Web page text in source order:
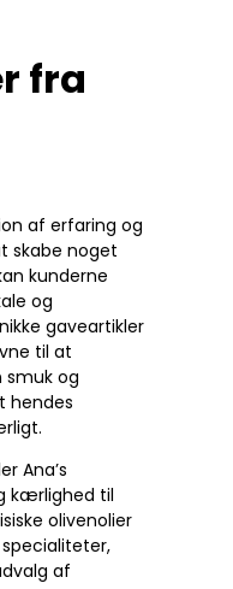
fra
af erfaring og
skabe noget
kunderne
og
gaveartikler
til at
og
hendes
Ana’s
kærlighed til
olivenolier
af